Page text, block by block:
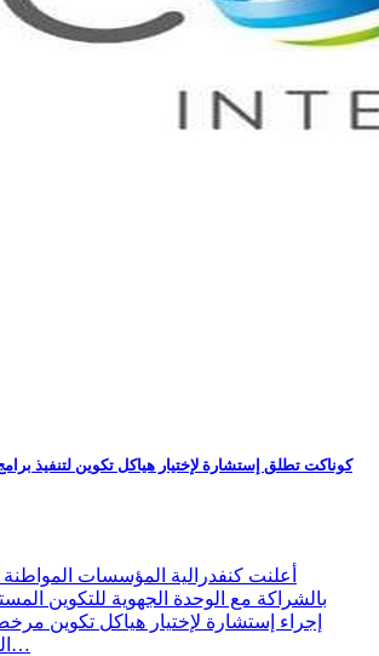
كوناكت تطلق إستشارة لإختيار هياكل تكوين لتنفيذ
أعلنت كنفدرالية المؤسسات
بالشراكة مع الوحدة الجهوية للتكوين
إجراء إستشارة لإختيار هياكل تكوين
التكوين المستمر، في…